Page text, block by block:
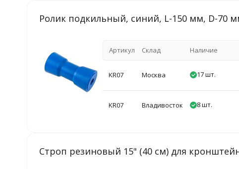
Ролик подкильный, синий, L-150 мм, D-70
Артикул Склад Наличие
KR07 Москва 17 шт.
KR07 Владивосток 8 шт.
Строп резиновый 15" (40 см) для